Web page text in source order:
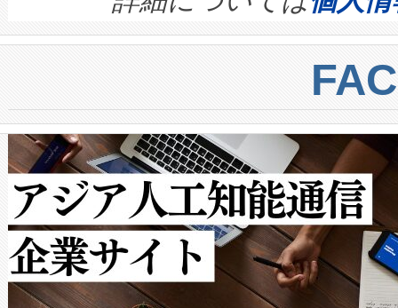
BESS stack to ensure battery
centers. Voltaiqは、ai&のAI
からシステム統合、試運転、
クルの各段階のデータを監視
[…]
ートル先まで検出でき、これ
トに対して約600メートルに
では、反射率10％のターゲッ
で向上し、最大検知距離は
ットだけで最大1キロメート
ルの変電所周囲を監視でき、
作業と点群処理を簡素化でき
Avia 2は、2種類のFOVオプシ